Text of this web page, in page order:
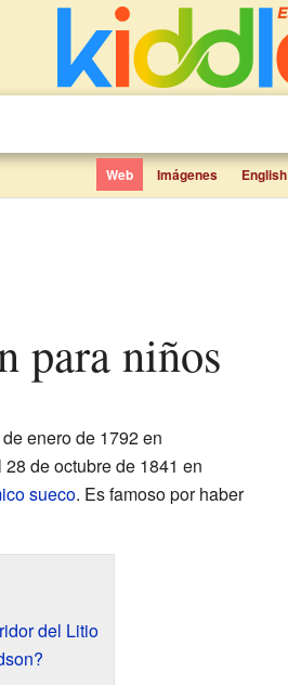
Web Imágenes English
para niños
enero de 1792 en
de octubre de 1841 en
sueco. Es famoso por haber
del Litio